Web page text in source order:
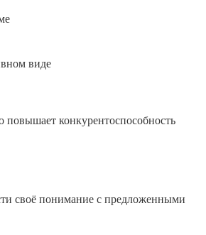
виде
конкурентоспособность
своё понимание с предложенными